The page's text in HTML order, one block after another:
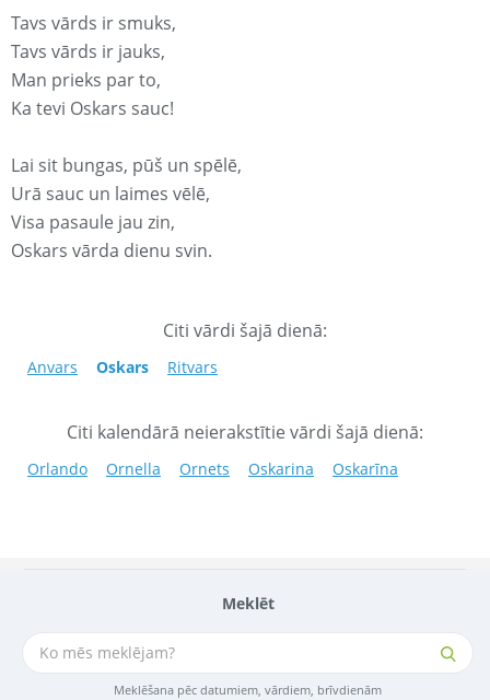
Meklēt
Meklēšana pēc datumiem, vārdiem, brīvdienām
Tavs vārds ir smuks,
Tavs vārds ir jauks,
Man prieks par to,
Ka tevi Oskars sauc!
Lai sit bungas, pūš un spēlē,
Urā sauc un laimes vēlē,
Visa pasaule jau zin,
Oskars vārda dienu svin.
Citi vārdi šajā dienā:
Anvars Oskars Ritvars
Citi kalendārā neierakstītie vārdi šajā dienā:
Orlando Ornella Ornets Oskarina Oskarīna